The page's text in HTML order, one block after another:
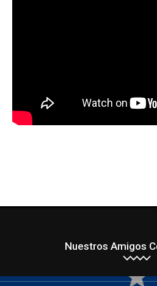
Nuestros Amigos